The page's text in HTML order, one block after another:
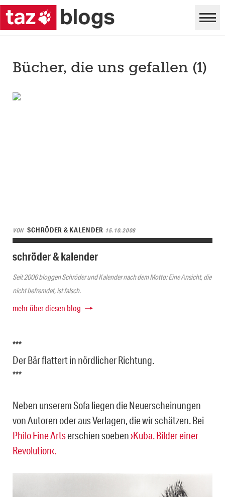
Bücher, die uns gefallen (1)
VON SCHRÖDER & KALENDER 15.10.2008
schröder & kalender
Seit 2006 bloggen Schröder und Kalender nach dem Motto: Eine Ansicht, die
nicht befremdet, ist falsch.
mehr über diesen blog
***
Der Bär flattert in nördlicher Richtung.
***
Neben unserem Sofa liegen die Neuerscheinungen
von Autoren oder aus Verlagen, die wir schätzen. Bei
Philo Fine Artserschien soeben›Kuba. Bilder einer
Revolution‹.